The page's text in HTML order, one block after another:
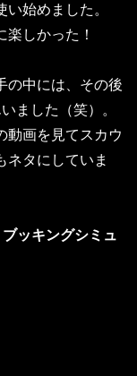
い始めました。
しかった！
の中には、その後
ました（笑）。
動画を見てスカウ
ネタにしていま
ッキングシミュ